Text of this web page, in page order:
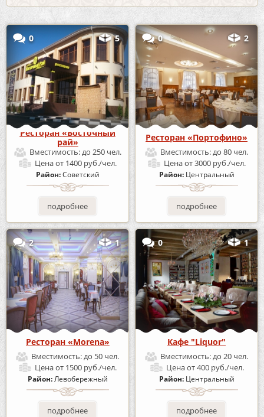
0 5
Ресторан «Восточный
рай»
Вместимость:до 250 чел.
Ценаот 1400 руб./чел.
Район:Советский
подробнее
0 2
Ресторан «Портофино»
Вместимость:до 80 чел.
Ценаот 3000 руб./чел.
Район: Центральный
подробнее
2 1
Ресторан «Morena»
Вместимость:до 50 чел.
Ценаот 1500 руб./чел.
Район:Левобережный
подробнее
0 1
Кафе "Liquor"
Вместимость:до 20 чел.
Ценаот 400 руб./чел.
Район: Центральный
подробнее